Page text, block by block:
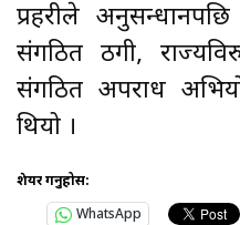
प्रहरीले
संगठित ठगी,
संगठित अपराध
थियो ।
शेयर गर्नुहोस:
WhatsApp